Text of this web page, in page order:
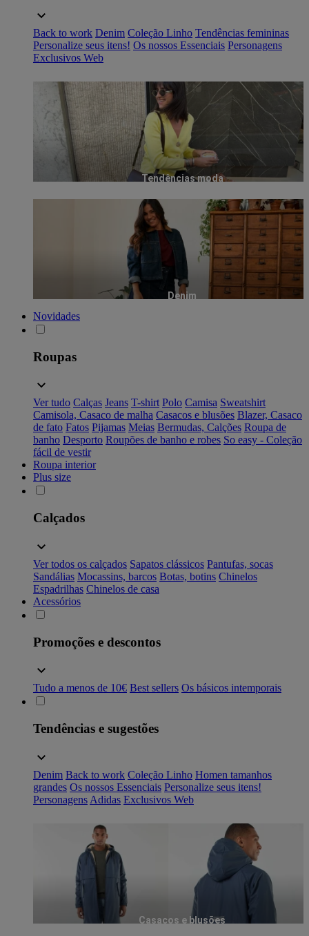
Back to work Denim Coleção Linho Tendências femininas
Personalize seus itens! Os nossos Essenciais Personagens
Exclusivos Web
Tendências moda
Denim
Novidades
Roupas
Ver tudo Calças Jeans T-shirt Polo Camisa Sweatshirt
Camisola, Casaco de malha Casacos e blusões Blazer, Casaco
de fato Fatos Pijamas Meias Bermudas, Calções Roupa de
banho Desporto Roupões de banho e robes So easy - Coleção
fácil de vestir
Roupa interior
Plus size
Calçados
Ver todos os calçados Sapatos clássicos Pantufas, socas
Sandálias Mocassins, barcos Botas, botins Chinelos
Espadrilhas Chinelos de casa
Acessórios
Promoções e descontos
Tudo a menos de 10€ Best sellers Os básicos intemporais
Tendências e sugestões
Denim Back to work Coleção Linho Homen tamanhos
grandes Os nossos Essenciais Personalize seus itens!
Personagens Adidas Exclusivos Web
Casacos e blusões